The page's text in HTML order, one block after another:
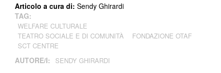
Articolo a cura di: Sendy Ghirardi
TAG:
WELFARE CULTURALE
TEATRO SOCIALE E DI COMUNITÀ
FONDAZIONE OTAF
SCT CENTRE
AUTORE/I: SENDY GHIRARDI